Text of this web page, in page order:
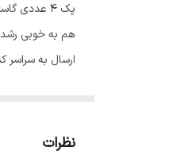
پک ۴ عددی
هم به خوبی رشد
ارسال به سراسر
نظرات